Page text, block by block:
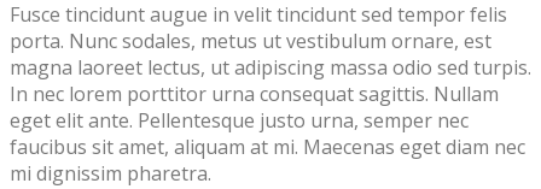
Fusce tincidunt augue in velit tincidunt sed tempor felis
porta. Nunc sodales, metus ut vestibulum ornare, est
magna laoreet lectus, ut adipiscing massa odio sed turpis.
In nec lorem porttitor urna consequat sagittis. Nullam
eget elit ante. Pellentesque justo urna, semper nec
faucibus sit amet, aliquam at mi. Maecenas eget diam nec
mi dignissim pharetra.